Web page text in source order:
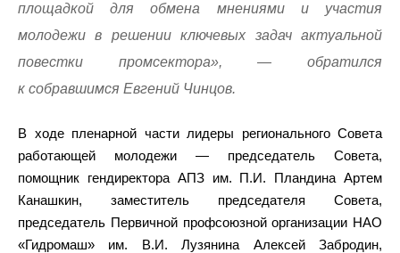
площадкой для обмена мнениями и участия
молодежи в решении ключевых задач актуальной
повестки промсектора», — обратился
к собравшимся Евгений Чинцов.
В ходе пленарной части лидеры регионального Совета
работающей молодежи — председатель Совета,
помощник гендиректора АПЗ им. П.И. Пландина Артем
Канашкин, заместитель председателя Совета,
председатель Первичной профсоюзной организации НАО
«Гидромаш» им. В.И. Лузянина Алексей Забродин,